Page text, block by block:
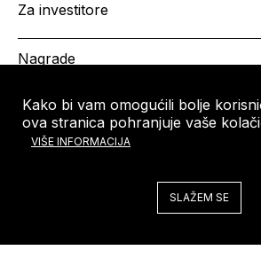
Kako bi vam omogućili bolje
ova stranica pohranjuje vaše
VIŠE INFORMACIJA
SLAŽEM SE
Za investitore
Nagrade
HRVATSKA KOMORA
ARHITEKATA